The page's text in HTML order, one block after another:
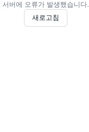
서버에 오류가 발생했습니다.
새로고침